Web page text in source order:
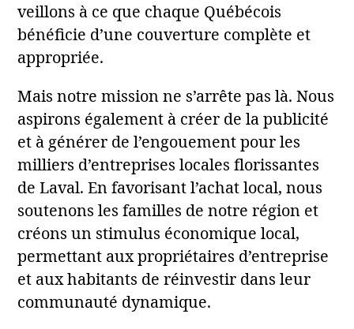
veillons à ce que chaque Québécois
bénéficie d’une couverture complète et
appropriée.
Mais notre mission ne s’arrête pas là. Nous
aspirons également à créer de la publicité
et à générer de l’engouement pour les
milliers d’entreprises locales florissantes
de Laval. En favorisant l’achat local, nous
soutenons les familles de notre région et
créons un stimulus économique local,
permettant aux propriétaires d’entreprise
et aux habitants de réinvestir dans leur
communauté dynamique.